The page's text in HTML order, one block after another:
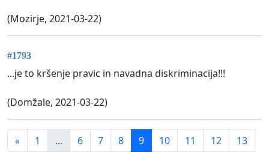
(Mozirje, 2021-03-22)
#1793
...je to kršenje pravic in navadna diskriminacija!!!
(Domžale, 2021-03-22)
« 1 ... 6 7 8 9 10 11 12
13